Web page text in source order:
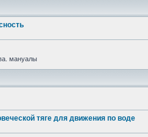
мануалы
тяге для движения по воде